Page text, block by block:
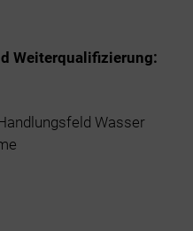
Weiterqualifizierung:
Wasser